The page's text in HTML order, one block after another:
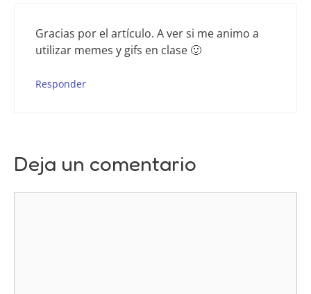
Gracias por el artículo. A ver si me animo a
utilizar memes y gifs en clase 🙂
Responder
Deja un comentario